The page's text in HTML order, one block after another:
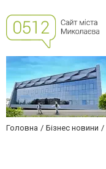
Головна Бізнес новини